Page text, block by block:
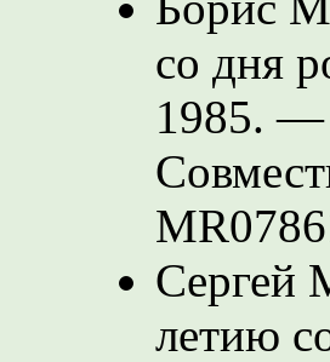
со дня
1985.
Сергей
летию